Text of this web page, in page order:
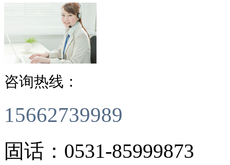
咨询热线：
15662739989
固话： 0531-85999873